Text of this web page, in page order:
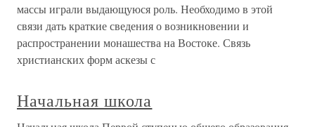
массы играли выдающуюся роль. Необходимо в этой
связи дать краткие сведения о возникновении и
распространении монашества на Востоке. Связь
христианских форм аскезы с
Начальная школа